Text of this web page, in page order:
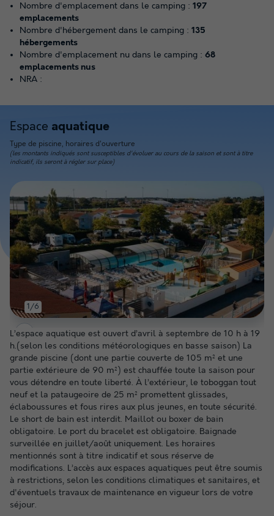
Nombre d'emplacement dans le camping : 197
emplacements
Nombre d'hébergement dans le camping : 135
hébergements
Nombre d'emplacement nu dans le camping : 68
emplacements nus
NRA :
Espace aquatique
Type de piscine, horaires d'ouverture
(les montants indiqués sont susceptibles d'évoluer au cours de la saison et sont à titre
indicatif, ils seront à régler sur place)
1/6
L’espace aquatique est ouvert d’avril à septembre de 10 h à 19
h.(selon les conditions météorologiques en basse saison) La
grande piscine (dont une partie couverte de 105 m² et une
partie extérieure de 90 m²) est chauffée toute la saison pour
vous détendre en toute liberté. À l’extérieur, le toboggan tout
neuf et la pataugeoire de 25 m² promettent glissades,
éclaboussures et fous rires aux plus jeunes, en toute sécurité.
Le short de bain est interdit. Maillot ou boxer de bain
obligatoire. Le port du bracelet est obligatoire. Baignade
surveillée en juillet/août uniquement. Les horaires
mentionnés sont à titre indicatif et sous réserve de
modifications. L’accès aux espaces aquatiques peut être soumis
à restrictions, selon les conditions climatiques et sanitaires, et
d'éventuels travaux de maintenance en vigueur lors de votre
séjour.